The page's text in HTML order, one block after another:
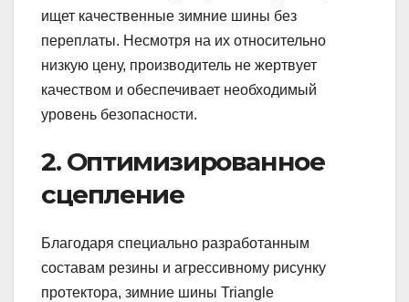
ищет качественные зимние шины без
переплаты. Несмотря на их относительно
низкую цену, производитель не жертвует
качеством и обеспечивает необходимый
уровень безопасности.
2. Оптимизированное
сцепление
Благодаря специально разработанным
составам резины и агрессивному рисунку
протектора, зимние шины Triangle